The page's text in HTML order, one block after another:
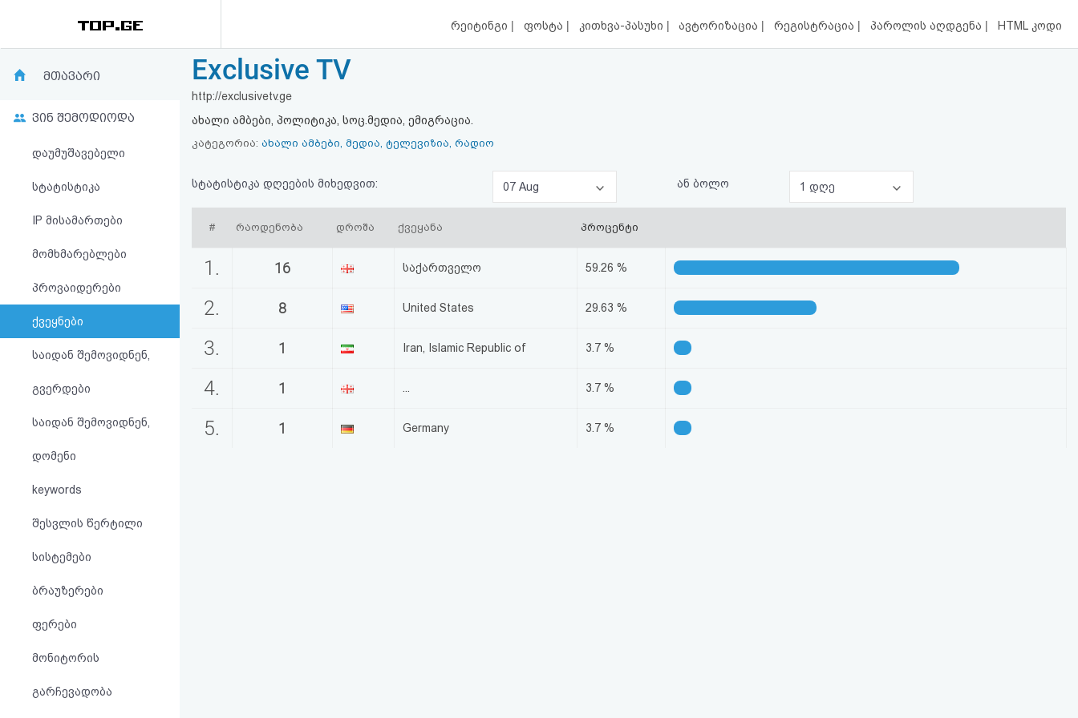
რეიტინგი | ფოსტა | კითხვა-პასუხი | ავტორიზაცია | რეგისტრაცია | პაროლის აღდგენა | HTML კოდი
რეიტინგი
კითხვა-
პასუხი
ავტორიზაცია
რეგისტრაცია
პაროლის
სალიცენზიო
შეთანხმება
მთავარი
ვინ შემოდიოდა
დაუმუშავებელი
სტატისტიკა
IP მისამართები
მომხმარებლები
პროვაიდერები
ქვეყნები
საიდან შემოვიდნენ,
გვერდები
საიდან შემოვიდნენ,
დომენი
keywords
შესვლის წერტილი
სისტემები
ბრაუზერები
ფერები
მონიტორის
გარჩევადობა
Exclusive TV
http://exclusivetv.ge
ახალი ამბები, პოლიტიკა, სოც.მედია, ემიგრაცია.
კატეგორია: ახალი ამბები, მედია, ტელევიზია, რადიო
სტატისტიკა დღეების მიხედვით: 07 Aug ან ბოლო 1 დღე
# რაოდენობა დროშა ქვეყანა პროცენტი
1. 16 საქართველო 59.26 %
2. 8 United States 29.63 %
3. 1 Iran, Islamic Republic of 3.7 %
4. 1 3.7 %
5. 1 Germany 3.7 %